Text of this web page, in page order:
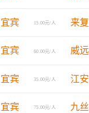
宜宾 15.00元/人 来复
宜宾 60.00元/人 威远
宜宾 35.00元/人 江安
宜宾 75.00元/人 九丝